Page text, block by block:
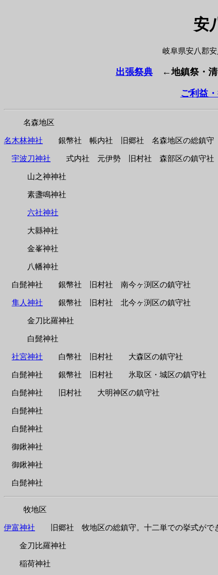
安
岐阜県安八郡
出張祭典←地鎮祭・清
ご利益
名森地区
名木林神社 銀幣社 帳内社 旧郷社 名森地区の総鎮守
宇波刀神社 式内社 元伊勢 旧村社 森部区の鎮守社
山之神神社
素盞鳴神社
六社神社
大縣神社
金峯神社
八幡神社
白髭神社 銀幣社 旧村社 南今ヶ渕区の鎮守社
隼人神社 銀幣社 旧村社 北今ヶ渕区の鎮守社
金刀比羅神社
白髭神社
社宮神社 白幣社 旧村社 大森区の鎮守社
白髭神社 銀幣社 旧村社 氷取区・城区の鎮守社
白髭神社 旧村社 大明神区の鎮守社
白髭神社
白髭神社
御鍬神社
御鍬神社
白髭神社
牧地区
伊富神社 旧郷社 牧地区の総鎮守。十二単での挙式がで
金刀比羅神社
稲荷神社